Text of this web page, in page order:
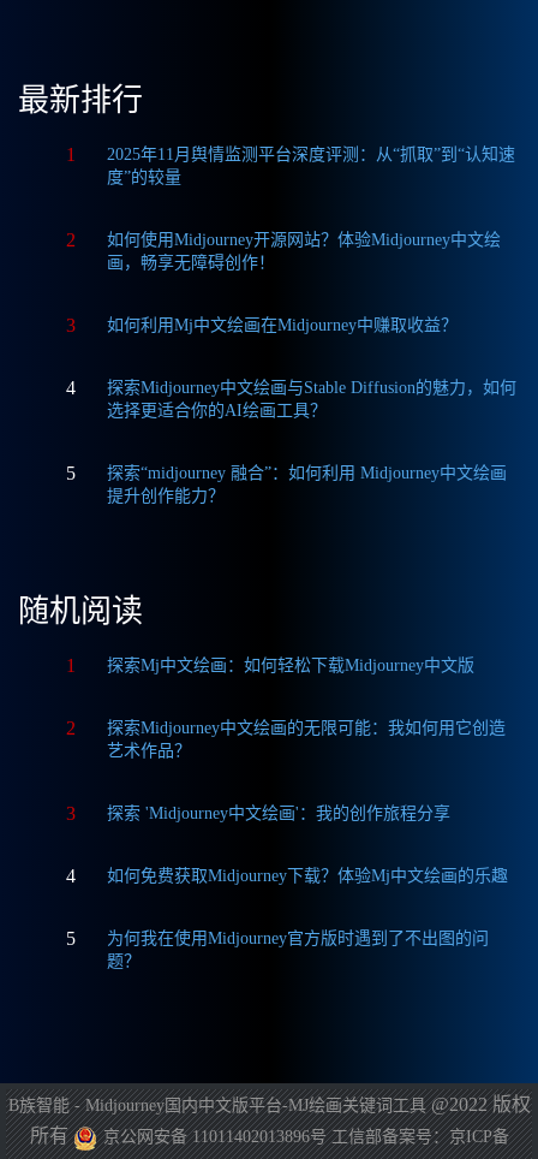
最新排行
1
2025年11月舆情监测平台深度评测：从“抓取”到“认知速
度”的较量
2
如何使用Midjourney开源网站？体验Midjourney中文绘
画，畅享无障碍创作！
3 如何利用Mj中文绘画在Midjourney中赚取收益？
4
探索Midjourney中文绘画与Stable Diffusion的魅力，如何
选择更适合你的AI绘画工具？
5
探索“midjourney 融合”：如何利用 Midjourney中文绘画
提升创作能力？
随机阅读
1 探索Mj中文绘画：如何轻松下载Midjourney中文版
2
探索Midjourney中文绘画的无限可能：我如何用它创造
艺术作品？
3 探索 'Midjourney中文绘画'：我的创作旅程分享
4 如何免费获取Midjourney下载？体验Mj中文绘画的乐趣
5
为何我在使用Midjourney官方版时遇到了不出图的问
题？
B族智能 - Midjourney国内中文版平台-MJ绘画关键词工具@2022 版权
所有
京公网安备 11011402013896号 工信部备案号：京ICP备